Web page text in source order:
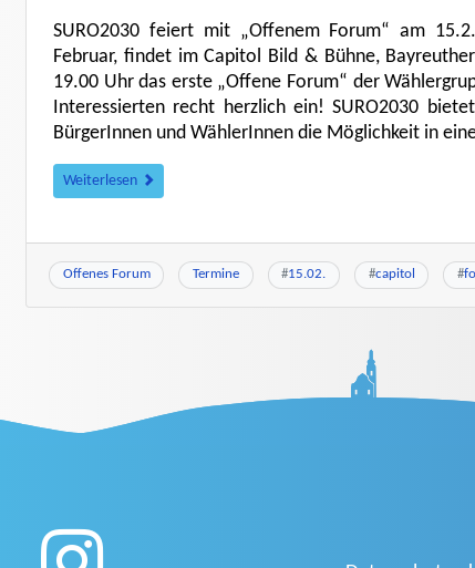
SURO2030 feiert mit „Offenem Forum“ am
Februar, findet im Capitol Bild & Bühne,
19.00 Uhr das erste „Offene Forum“ der
Interessierten recht herzlich ein! SURO2030
BürgerInnen und WählerInnen die Möglichkeit in
Weiterlesen
Offenes Forum Termine #15.02. #capitol #